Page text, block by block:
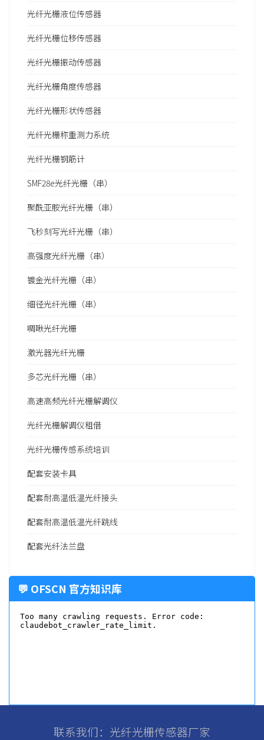
光纤光栅液位传感器
光纤光栅位移传感器
光纤光栅振动传感器
光纤光栅角度传感器
光纤光栅形状传感器
光纤光栅称重测力系统
光纤光栅钢筋计
SMF28e光纤光栅（串）
聚酰亚胺光纤光栅（串）
飞秒刻写光纤光栅（串）
高强度光纤光栅（串）
镀金光纤光栅（串）
细径光纤光栅（串）
啁啾光纤光栅
激光器光纤光栅
多芯光纤光栅（串）
高速高频光纤光栅解调仪
光纤光栅解调仪租借
光纤光栅传感系统培训
配套安装卡具
配套耐高温低温光纤接头
配套耐高温低温光纤跳线
配套光纤法兰盘
💬 OFSCN 官方知识库
联系我们：光纤光栅传感器厂家